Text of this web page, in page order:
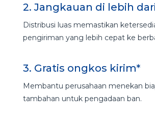
2. Jangkauan di lebih
Distribusi luas memastikan
pengiriman yang lebih cepat ke
3. Gratis ongkos kirim*
Membantu perusahaan menekan
tambahan untuk pengadaan ban.